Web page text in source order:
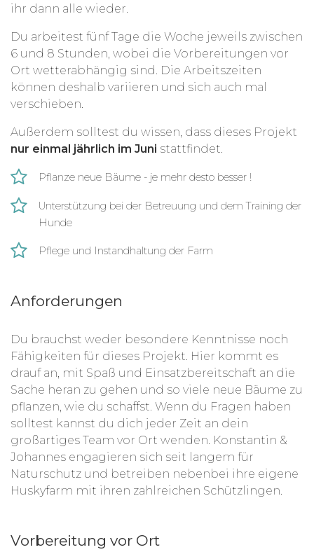
ihr dann alle wieder.
Du arbeitest fünf Tage die Woche jeweils zwischen
6 und 8 Stunden, wobei die Vorbereitungen vor
Ort wetterabhängig sind. Die Arbeitszeiten
können deshalb variieren und sich auch mal
verschieben.
Außerdem solltest du wissen, dass dieses Projekt
nur einmal jährlich im Juni stattfindet.
Pflanze neue Bäume - je mehr desto besser !
Unterstützung bei der Betreuung und dem Training der
Hunde
Pflege und Instandhaltung der Farm
Anforderungen
Du brauchst weder besondere Kenntnisse noch
Fähigkeiten für dieses Projekt. Hier kommt es
drauf an, mit Spaß und Einsatzbereitschaft an die
Sache heran zu gehen und so viele neue Bäume zu
pflanzen, wie du schaffst. Wenn du Fragen haben
solltest kannst du dich jeder Zeit an dein
großartiges Team vor Ort wenden. Konstantin &
Johannes engagieren sich seit langem für
Naturschutz und betreiben nebenbei ihre eigene
Huskyfarm mit ihren zahlreichen Schützlingen.
Vorbereitung vor Ort